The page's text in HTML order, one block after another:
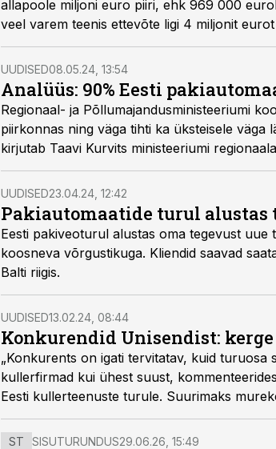
allapoole miljoni euro piiri, ehk 969 000
veel varem teenis ettevõte ligi 4 miljonit
kasvavatele mahtudele muutub “vorstiviil”
UUDISED08.05.24, 13:54
Analüüs: 90% Eesti
Regionaal- ja Põllumajandusministeeriumi
piirkonnas ning väga tihti ka üksteisele väga
kirjutab Taavi Kurvits ministeeriumi
UUDISED23.04.24, 12:42
Pakiautomaatide turul alustas
Eesti pakiveoturul alustas oma tegevust
koosneva võrgustikuga. Kliendid saavad
Balti riigis.
UUDISED13.02.24, 08:44
Konkurendid Unisendist:
„Konkurents on igati tervitatav, kuid turuosa
kullerfirmad kui ühest suust,
Eesti kullerteenuste turule. Suurimaks
investeerimisvõime kahanemist.
ST SISUTURUNDUS29.06.26, 15:49